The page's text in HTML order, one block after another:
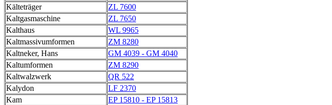
Kälteträger
ZL 7600
Kaltgasmaschine
ZL 7650
Kalthaus
WL 9965
Kaltmassivumformen
ZM 8280
Kaltneker, Hans
GM 4039 - GM 4040
Kaltumformen
ZM 8290
Kaltwalzwerk
QR 522
Kalydon
LF 2370
Kam
EP 15810 - EP 15813